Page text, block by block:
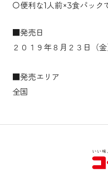
〇便利な1人前×3食パック
■発売日
２０１９年８月２３日（金
■発売エリア
全国